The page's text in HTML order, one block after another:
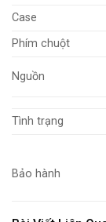
Case
Phím chuột
Nguồn
Tình trạng
Bảo hành